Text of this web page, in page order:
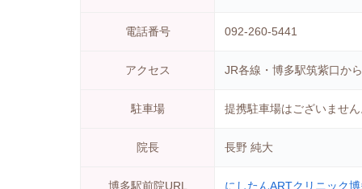
電話番号 092-260-5441
アクセス JR各線・博多駅筑紫口か
駐車場 提携駐車場はございませ
院長 長野 純大
博多駅前院URL にしたんARTクリニック